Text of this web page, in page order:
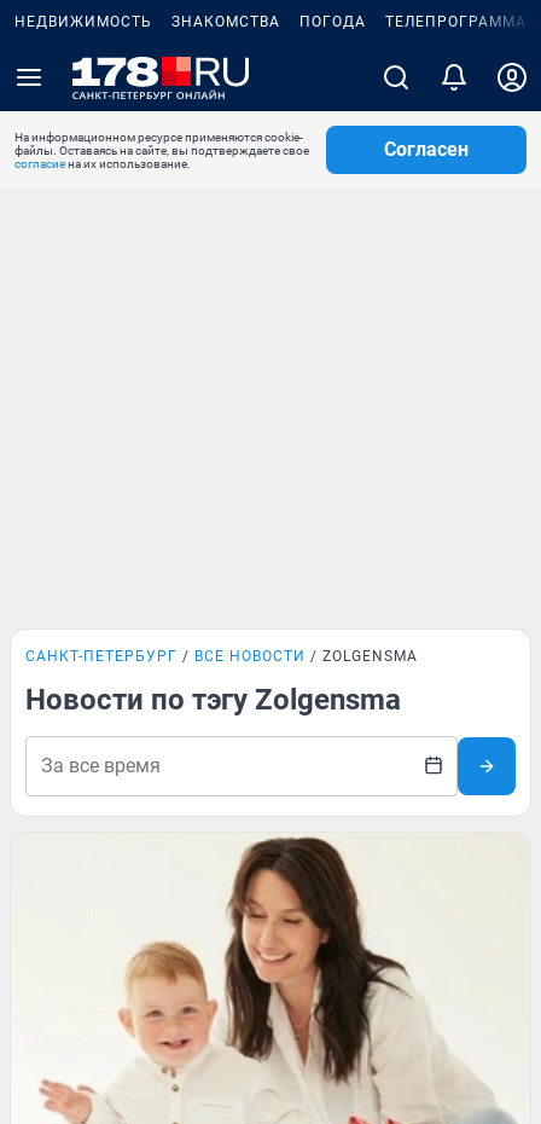
НЕДВИЖИМОСТЬ ЗНАКОМСТВА ПОГОДА ТЕЛЕПРОГРАММА
На информационном ресурсе применяются cookie-
файлы. Оставаясь на сайте, вы подтверждаете свое
согласиена их использование.
Согласен
САНКТ-ПЕТЕРБУРГ ВСЕ НОВОСТИ ZOLGENSMA
Новости по тэгу Zolgensma